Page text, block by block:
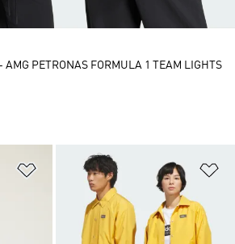
Añadir a la lista de deseos
AMG PETRONAS FORMULA 1 TEAM LIGHTS